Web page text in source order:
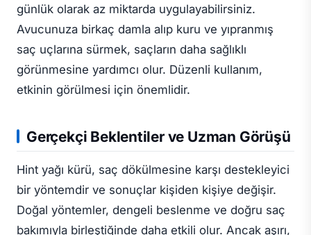
günlük olarak az miktarda uygulayabilirsiniz.
Avucunuza birkaç damla alıp kuru ve yıpranmış
saç uçlarına sürmek, saçların daha sağlıklı
görünmesine yardımcı olur. Düzenli kullanım,
etkinin görülmesi için önemlidir.
Gerçekçi Beklentiler ve Uzman Görüşü
Hint yağı kürü, saç dökülmesine karşı destekleyici
bir yöntemdir ve sonuçlar kişiden kişiye değişir.
Doğal yöntemler, dengeli beslenme ve doğru saç
bakımıyla birleştiğinde daha etkili olur. Ancak aşırı,